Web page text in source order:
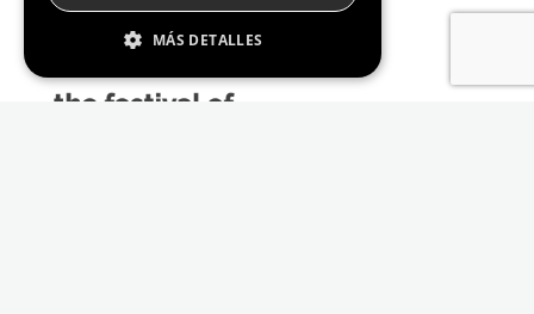
MÁS DETALLES